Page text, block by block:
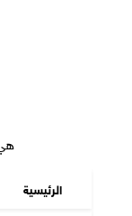
الرئيسية